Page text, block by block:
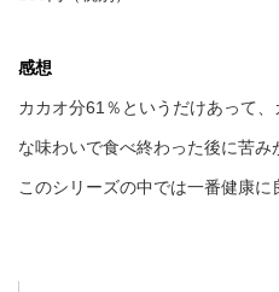
感想
カカオ分61％というだけあって
な味わいで食べ終わった後に苦み
このシリーズの中では一番健康